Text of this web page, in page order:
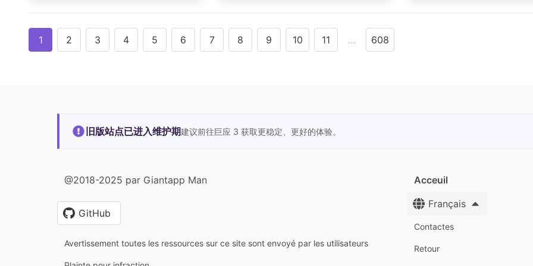
1 2 3 4 5 6 7 8 9 10 11 … 608
旧版站点已进入维护期建议前往巨应 3 获取更稳定、更好的体验。
@2018-2025 par Giantapp Man
GitHub
Avertissement toutes les ressources sur ce site sont envoyé par les utilisateurs
Acceuil
Français
Contactes
Retour